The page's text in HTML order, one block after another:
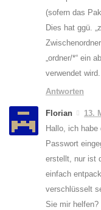
(sofern das
Dies hat ggü.
„ordner/*“ ein
verwendet wird.
Antworten
Florian
13.
Hallo, ich
Passwort
erstellt, nur ist
einfach
verschlüsselt
Sie mir helfen?